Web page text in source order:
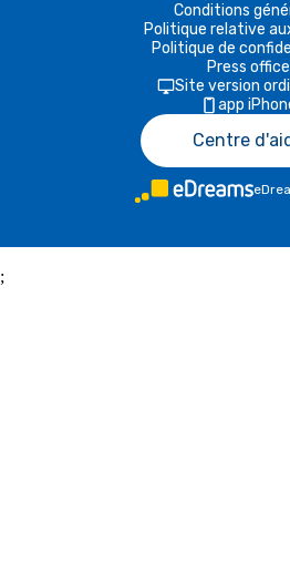
Conditions
Politique relative
Politique de
Press office
Site version
app
Centre
;